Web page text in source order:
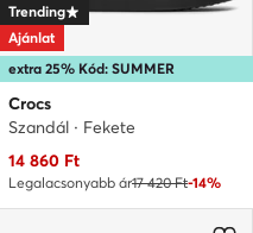
extra 25% Kód: SUMMER
Trending
Ajánlat
Crocs
Szandál · Fekete
Aktuális ár
14 860 Ft
Legalacsonyabb ár17 420 Ft-14%